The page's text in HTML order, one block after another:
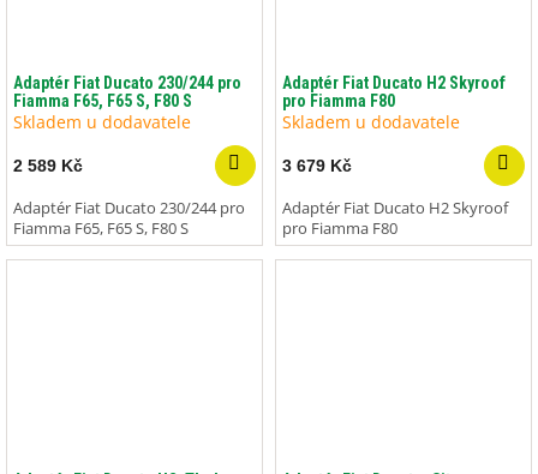
Adaptér Fiat Ducato 230/244 pro
Fiamma F65, F65 S, F80 S
Skladem u dodavatele
2 589 Kč
Adaptér Fiat Ducato 230/244 pro
Adaptér Fiat Ducato H2 Skyroof
pro Fiamma F80
Skladem u dodavatele
3 679 Kč
Adaptér Fiat Ducato H2 Skyroof
pro Fiamma F80